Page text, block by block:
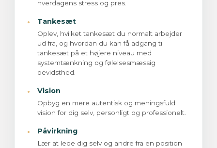
hverdagens stress og pres.
· Tankesæt
Oplev, hvilket tankesæt du normalt arbejder
ud fra, og hvordan du kan få adgang til
tankesæt på et højere niveau med
systemtænkning og følelsesmæssig
bevidsthed.
· Vision
Opbyg en mere autentisk og meningsfuld
vision for dig selv, personligt og professionelt.
· Påvirkning
Lær at lede dig selv og andre fra en position